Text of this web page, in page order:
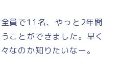
員で11名、やっと2年間
ことができました。早く
なのか知りたいなー。